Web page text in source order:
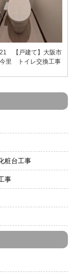
【戸建て】大阪市
里 トイレ交換工事
粧台工事
事